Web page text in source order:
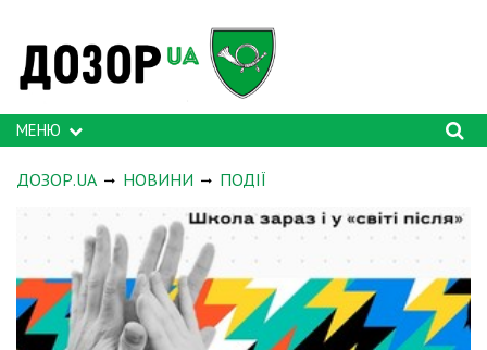
МЕНЮ
ДОЗОР.UA НОВИНИ ПОДІЇ